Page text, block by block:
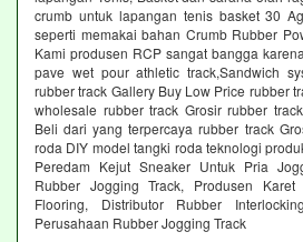
crumb untuk lapangan tenis basket 30
seperti memakai bahan Crumb Rubber
Kami produsen RCP sangat bangga
pave wet pour athletic track,Sandwich
rubber track Gallery Buy Low Price rubber
wholesale rubber track Grosir rubber
Beli dari yang terpercaya rubber track
roda DIY model tangki roda teknologi
Peredam Kejut Sneaker Untuk Pria
Rubber Jogging Track, Produsen
Flooring, Distributor Rubber
Perusahaan Rubber Jogging Track